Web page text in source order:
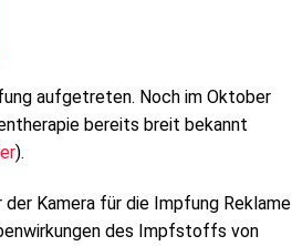
aufgetreten. Noch im Oktober
bereits breit bekannt
).
Kamera für die Impfung Reklame
des Impfstoffs von